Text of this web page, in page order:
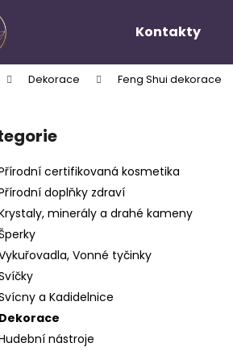
Kontakty
Dekorace Feng Shui dekorace
certifikovaná kosmetika
doplňky zdraví
minerály a drahé kameny
Vonné tyčinky
a Kadidelnice
Dekorace
nástroje